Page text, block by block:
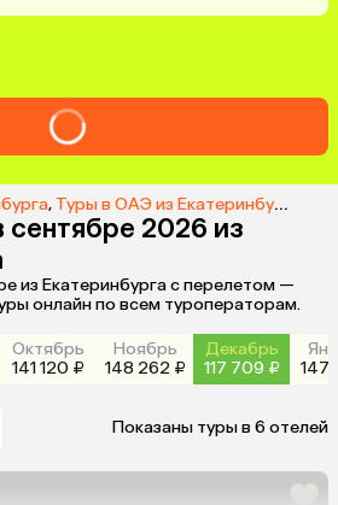
, Туры в ОАЭ из Екатеринбурга
2026 из
из Екатеринбурга с перелетом —
онлайн по всем туроператорам.
Октябрь
141 120 ₽
Ноябрь
148 262 ₽
Декабрь
117 709 ₽
147
Показаны туры в 6 отелей